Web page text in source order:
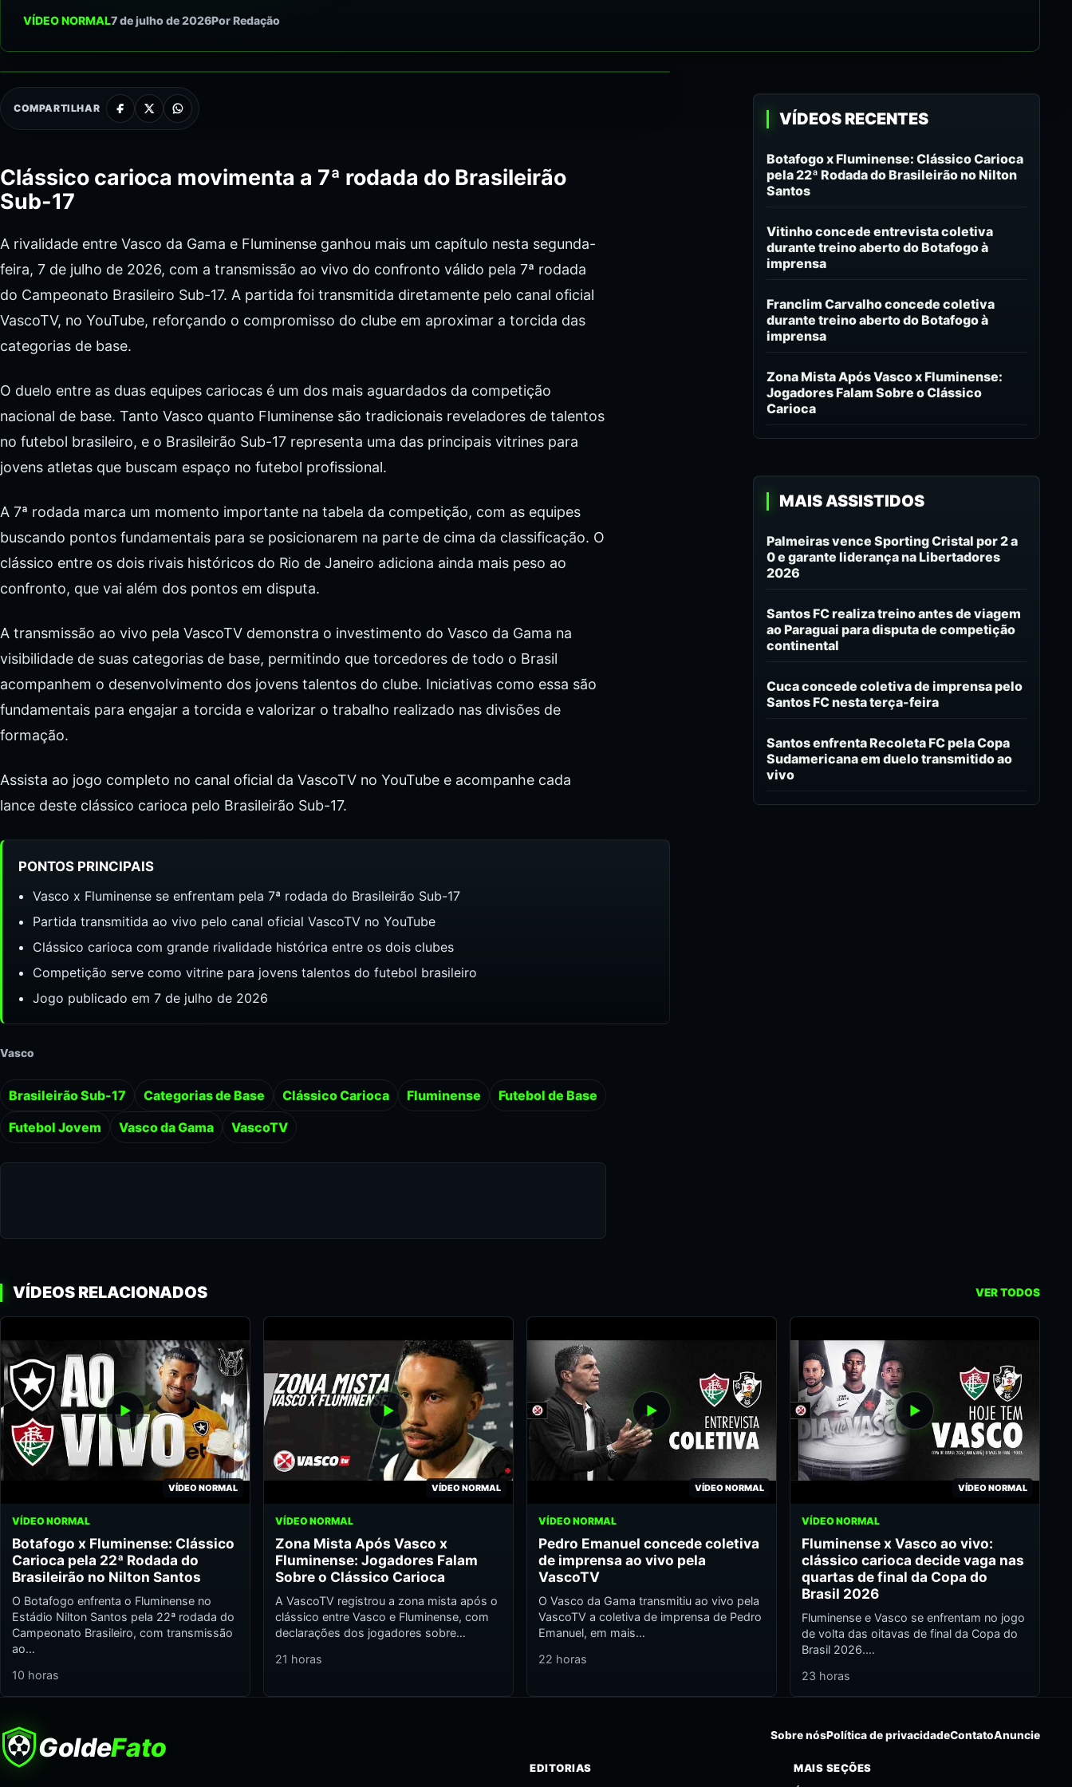
VÍDEO NORMAL7 de julho de 2026Por Redação
COMPARTILHAR
Clássico carioca movimenta a 7ª rodada do Brasileirão
Sub-17
A rivalidade entre Vasco da Gama e Fluminense ganhou mais um capítulo nesta segunda-
feira, 7 de julho de 2026, com a transmissão ao vivo do confronto válido pela 7ª rodada
do Campeonato Brasileiro Sub-17. A partida foi transmitida diretamente pelo canal oficial
VascoTV, no YouTube, reforçando o compromisso do clube em aproximar a torcida das
categorias de base.
O duelo entre as duas equipes cariocas é um dos mais aguardados da competição
nacional de base. Tanto Vasco quanto Fluminense são tradicionais reveladores de talentos
no futebol brasileiro, e o Brasileirão Sub-17 representa uma das principais vitrines para
jovens atletas que buscam espaço no futebol profissional.
A 7ª rodada marca um momento importante na tabela da competição, com as equipes
buscando pontos fundamentais para se posicionarem na parte de cima da classificação. O
clássico entre os dois rivais históricos do Rio de Janeiro adiciona ainda mais peso ao
confronto, que vai além dos pontos em disputa.
A transmissão ao vivo pela VascoTV demonstra o investimento do Vasco da Gama na
visibilidade de suas categorias de base, permitindo que torcedores de todo o Brasil
acompanhem o desenvolvimento dos jovens talentos do clube. Iniciativas como essa são
fundamentais para engajar a torcida e valorizar o trabalho realizado nas divisões de
formação.
Assista ao jogo completo no canal oficial da VascoTV no YouTube e acompanhe cada
lance deste clássico carioca pelo Brasileirão Sub-17.
PONTOS PRINCIPAIS
Vasco x Fluminense se enfrentam pela 7ª rodada do Brasileirão Sub-17
Partida transmitida ao vivo pelo canal oficial VascoTV no YouTube
Clássico carioca com grande rivalidade histórica entre os dois clubes
Competição serve como vitrine para jovens talentos do futebol brasileiro
Jogo publicado em 7 de julho de 2026
Vasco
Brasileirão Sub-17 Categorias de Base Clássico Carioca Fluminense
Futebol de Base
Futebol Jovem
Vasco da Gama VascoTV
VÍDEOS RECENTES
Botafogo x Fluminense: Clássico Carioca
pela 22ª Rodada do Brasileirão no Nilton
Santos
Vitinho concede entrevista coletiva
durante treino aberto do Botafogo à
imprensa
Franclim Carvalho concede coletiva
durante treino aberto do Botafogo à
imprensa
Zona Mista Após Vasco x Fluminense:
Jogadores Falam Sobre o Clássico
Carioca
MAIS ASSISTIDOS
Palmeiras vence Sporting Cristal por 2 a
0 e garante liderança na Libertadores
2026
Santos FC realiza treino antes de viagem
ao Paraguai para disputa de competição
continental
Cuca concede coletiva de imprensa pelo
Santos FC nesta terça-feira
Santos enfrenta Recoleta FC pela Copa
Sudamericana em duelo transmitido ao
vivo
VÍDEOS RELACIONADOS VER TODOS
VÍDEO NORMAL
VÍDEO NORMAL
Botafogo x Fluminense: Clássico
Carioca pela 22ª Rodada do
Brasileirão no Nilton Santos
O Botafogo enfrenta o Fluminense no
Estádio Nilton Santos pela 22ª rodada do
Campeonato Brasileiro, com transmissão
ao…
10 horas
VÍDEO NORMAL
VÍDEO NORMAL
Zona Mista Após Vasco x
Fluminense: Jogadores Falam
Sobre o Clássico Carioca
A VascoTV registrou a zona mista após o
clássico entre Vasco e Fluminense, com
declarações dos jogadores sobre…
21 horas
VÍDEO NORMAL
VÍDEO NORMAL
Pedro Emanuel concede coletiva
de imprensa ao vivo pela
VascoTV
O Vasco da Gama transmitiu ao vivo pela
VascoTV a coletiva de imprensa de Pedro
Emanuel, em mais…
22 horas
VÍDEO NORMAL
VÍDEO NORMAL
Fluminense x Vasco ao vivo:
clássico carioca decide vaga nas
quartas de final da Copa do
Brasil 2026
Fluminense e Vasco se enfrentam no jogo
de volta das oitavas de final da Copa do
Brasil 2026.…
23 horas
GoldeFato Sobre nósPolítica de privacidadeContatoAnuncie
EDITORIAS
MAIS SEÇÕES